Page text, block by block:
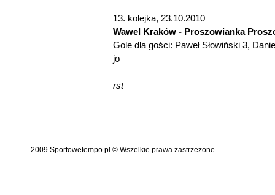
13. kolejka, 23.10.2010
Wawel Kraków - Proszowianka
Gole dla gości: Paweł Słowiński 3,
jo
rst
2009 Sportowetempo.pl © Wszelkie prawa zastrzeżone